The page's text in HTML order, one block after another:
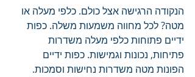
הנקודה הרגישה אצל כולם. כלפי מעלה או
מטה? לכל מחווה משמעות משלה. כפות
ידיים פתוחות כלפי מעלה משדרות
פתיחות, נכונות וגמישות. כפות ידיים
הפונות מטה משדרות נחישות וסמכות.